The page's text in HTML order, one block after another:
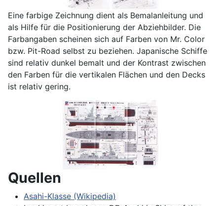
Eine farbige Zeichnung dient als Bemalanleitung und
als Hilfe für die Positionierung der Abziehbilder. Die
Farbangaben scheinen sich auf Farben von Mr. Color
bzw. Pit-Road selbst zu beziehen. Japanische Schiffe
sind relativ dunkel bemalt und der Kontrast zwischen
den Farben für die vertikalen Flächen und den Decks
ist relativ gering.
Quellen
Asahi-Klasse (Wikipedia)